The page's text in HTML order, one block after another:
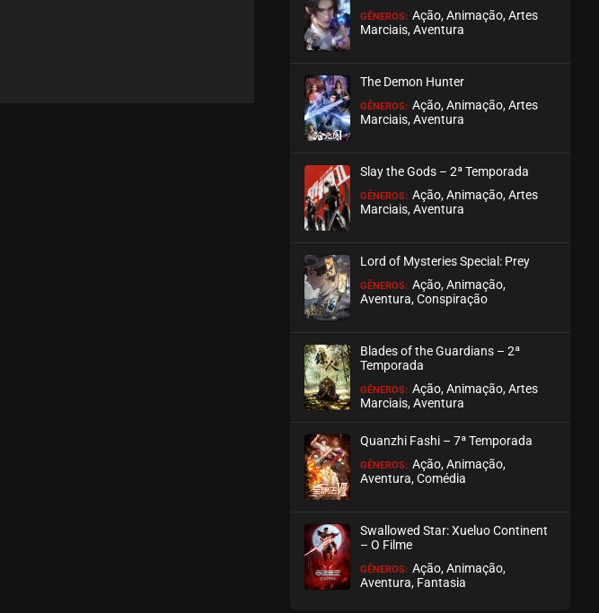
ASSISTIDO
ASSISTIDO
agosto 27, 2020
ASSISTIDO
agosto 27, 2020
ASSISTIDO
EPISÓDIO 01
agosto 27, 2020
GÊNEROS: Ação, Animação, Artes
Marciais, Aventura
The Demon Hunter
GÊNEROS: Ação, Animação, Artes
Marciais, Aventura
Slay the Gods – 2ª Temporada
GÊNEROS: Ação, Animação, Artes
Marciais, Aventura
Lord of Mysteries Special: Prey
GÊNEROS: Ação, Animação,
Aventura, Conspiração
Blades of the Guardians – 2ª
Temporada
GÊNEROS: Ação, Animação, Artes
Marciais, Aventura
Quanzhi Fashi – 7ª Temporada
GÊNEROS: Ação, Animação,
Aventura, Comédia
Swallowed Star: Xueluo Continent
– O Filme
GÊNEROS: Ação, Animação,
Aventura, Fantasia